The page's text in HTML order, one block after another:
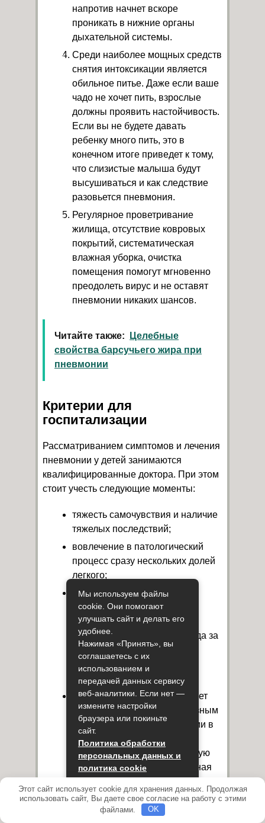
напротив начнет вскоре
проникать в нижние органы
дыхательной системы.
Среди наиболее мощных средств
снятия интоксикации является
обильное питье. Даже если ваше
чадо не хочет пить, взрослые
должны проявить настойчивость.
Если вы не будете давать
ребенку много пить, это в
конечном итоге приведет к тому,
что слизистые малыша будут
высушиваться и как следствие
разовьется пневмония.
Регулярное проветривание
жилища, отсутствие ковровых
покрытий, систематическая
влажная уборка, очистка
помещения помогут мгновенно
преодолеть вирус и не оставят
пневмонии никаких шансов.
Читайте также:
Целебные
свойства барсучьего жира при
пневмонии
Критерии для
госпитализации
Рассматриванием симптомов и лечения
пневмонии у детей занимаются
квалифицированные доктора. При этом
стоит учесть следующие моменты:
тяжесть самочувствия и наличие
тяжелых последствий;
вовлечение в патологический
процесс сразу нескольких долей
легкого;
при наличии определенных
социальных показаний:
неблагоприятных бытовых
условий, неспособность ухода за
больным и невозможность
доктора;
возраст малыша. Когда болеет
грудничок, это служит серьезным
повод для его госпитализации в
стационар, так как болезнь
представляет собой серьезную
опасность для жизни. Лечебная
зависеть от тяжести его
состояния и обычно специалисты
Мы используем файлы
cookie. Они помогают
улучшать сайт и делать его
удобнее.
Нажимая «Принять», вы
соглашаетесь с их
использованием и
передачей данных сервису
веб-аналитики. Если нет —
измените настройки
браузера или покиньте
сайт.
Политика обработки
персональных данных и
политика cookie
Принять
Этот сайт использует cookie для хранения данных. Продолжая
использовать сайт, Вы даете свое согласие на работу с этими
файлами.
OK